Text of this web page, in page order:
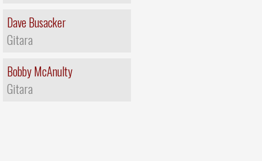
Dave Busacker
Gitara
Bobby McAnulty
Gitara